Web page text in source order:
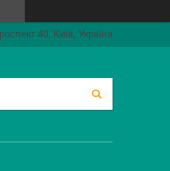
40, Київ, Україна